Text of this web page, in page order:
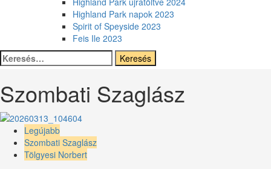
Highland Park napok 2023
Spirit of Speyside 2023
Feis Ile 2023
Keresés:
Szombati Szaglász
Legújabb
Szombati Szaglász
Tölgyesi Norbert